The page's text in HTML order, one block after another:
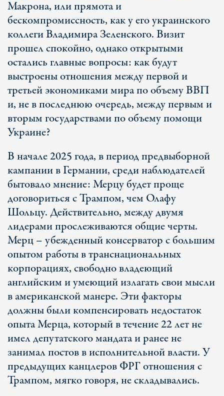
Макрона, или прямота и
бескомпромиссность, как у его украинского
коллеги Владимира Зеленского. Визит
прошел спокойно, однако открытыми
остались главные вопросы: как будут
выстроены отношения между первой и
третьей экономиками мира по объему ВВП
и, не в последнюю очередь, между первым и
вторым государствами по объему помощи
Украине?
В начале 2025 года, в период предвыборной
кампании в Германии, среди наблюдателей
бытовало мнение: Мерцу будет проще
договориться с Трампом, чем Олафу
Шольцу. Действительно, между двумя
лидерами прослеживаются общие черты.
Мерц – убежденный консерватор с большим
опытом работы в транснациональных
корпорациях, свободно владеющий
английским и умеющий излагать свои мысли
в американской манере. Эти факторы
должны были компенсировать недостаток
опыта Мерца, который в течение 22 лет не
имел депутатского мандата и ранее не
занимал постов в исполнительной власти. У
предыдущих канцлеров ФРГ отношения с
Трампом, мягко говоря, не складывались.